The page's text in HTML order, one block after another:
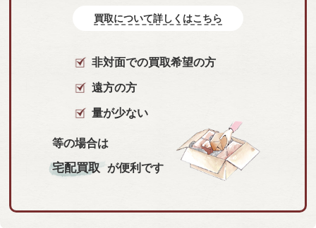
買取について詳しくはこちら
非対面での買取希望の方
遠方の方
量が少ない
等の場合は
宅配買取 が便利です